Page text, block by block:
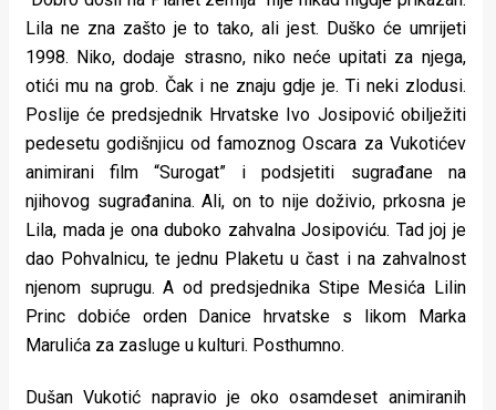
Lila ne zna zašto je to tako, ali jest. Duško će umrijeti
1998. Niko, dodaje strasno, niko neće upitati za njega,
otići mu na grob. Čak i ne znaju gdje je. Ti neki zlodusi.
Poslije će predsjednik Hrvatske Ivo Josipović obilježiti
pedesetu godišnjicu od famoznog Oscara za Vukotićev
animirani film “Surogat” i podsjetiti sugrađane na
njihovog sugrađanina. Ali, on to nije doživio, prkosna je
Lila, mada je ona duboko zahvalna Josipoviću. Tad joj je
dao Pohvalnicu, te jednu Plaketu u čast i na zahvalnost
njenom suprugu. A od predsjednika Stipe Mesića Lilin
Princ dobiće orden Danice hrvatske s likom Marka
Marulića za zasluge u kulturi. Posthumno.
Dušan Vukotić napravio je oko osamdeset animiranih